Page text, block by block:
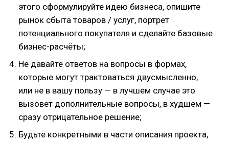
этого сформулируйте идею бизнеса, опишите
рынок сбыта товаров / услуг, портрет
потенциального покупателя и сделайте базовые
бизнес-расчёты;
Не давайте ответов на вопросы в формах,
которые могут трактоваться двусмысленно,
или не в вашу пользу — в лучшем случае это
вызовет дополнительные вопросы, в худшем —
сразу отрицательное решение;
Будьте конкретными в части описания проекта,